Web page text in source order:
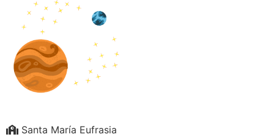
Santa María Eufrasia